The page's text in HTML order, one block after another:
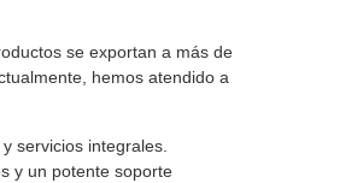
se exportan a más de
hemos atendido a
servicios integrales.
y un potente soporte